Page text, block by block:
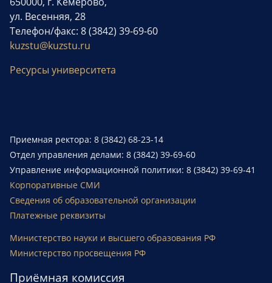
ул. Весенняя, 28
Телефон/факс: 8 (3842) 39-69-60
kuzstu@kuzstu.ru
Ресурсы университета
Приемная ректора: 8 (3842) 68-23-14
Отдел управления делами: 8 (3842) 39-69-60
Управление информационной политики: 8 (3842) 39-69-41
Корпоративные СМИ
Сведения об образовательной организации
Платежные реквизиты
Министерство науки и высшего образования РФ
Министерство просвещения РФ
Приёмная комиссия